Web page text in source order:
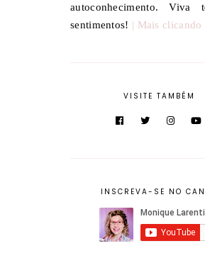
autoconhecimento. Viva
sentimentos! | Mais clicando
VISITE TAMBÉM
INSCREVA-SE NO